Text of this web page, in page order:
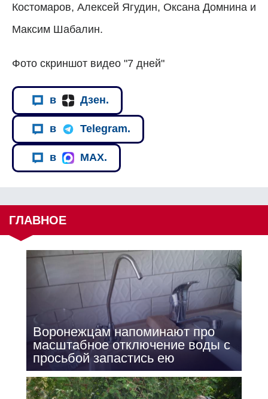
Костомаров, Алексей Ягудин, Оксана Домнина и
Максим Шабалин.
Фото скриншот видео "7 дней"
в Дзен.
в Telegram.
в MAX.
ГЛАВНОЕ
Воронежцам напоминают про
масштабное отключение воды с
просьбой запастись ею